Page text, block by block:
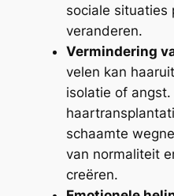
sociale situaties
veranderen.
Vermindering
velen kan
isolatie of angst.
schaamte
van normaliteit
creëren.